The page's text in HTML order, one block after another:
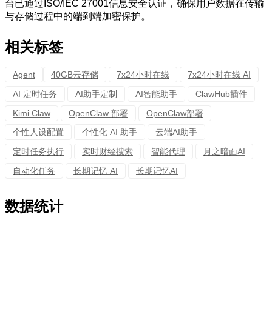
台已通过ISO/IEC 27001信息安全认证，确保用户数据在传输
与存储过程中的端到端加密保护。
相关标签
Agent 40GB云存储 7x24小时在线
7x24小时在线 AI
AI 定时任务
AI助手定制 AI智能助手
ClawHub插件
Kimi Claw
OpenClaw 部署
OpenClaw部署
个性人设配置
个性化 AI 助手
云端AI助手
定时任务执行
实时财经搜索 智能代理
月之暗面AI
自动化任务
长期记忆 AI 长期记忆AI
数据统计